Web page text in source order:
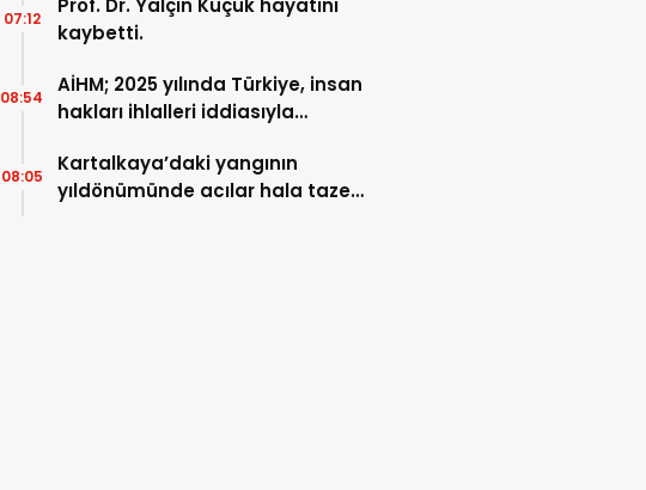
Prof. Dr. Yalçın Küçük hayatını
kaybetti.
07:12
AİHM; 2025 yılında Türkiye, insan
hakları ihlalleri iddiasıyla
08:54
Kartalkaya’daki yangının
yıldönümünde acılar hala taze…
08:05